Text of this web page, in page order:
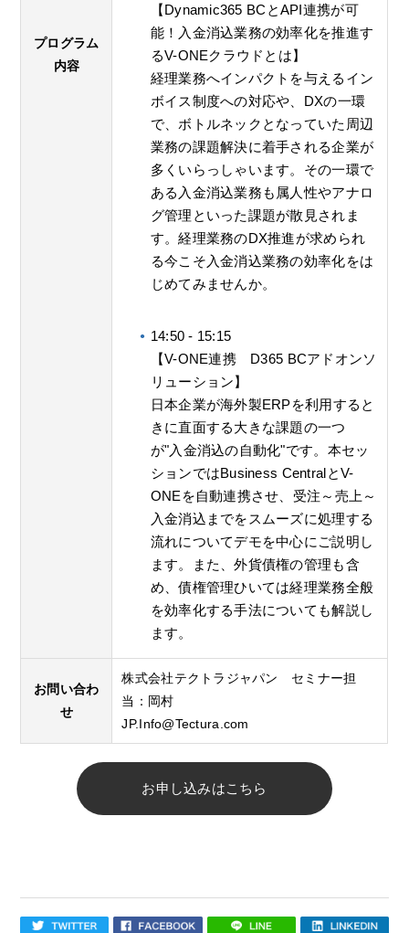
プログラム
内容
【Dynamic365 BCとAPI連携が可
能！入金消込業務の効率化を推進す
るV-ONEクラウドとは】
経理業務へインパクトを与えるイン
ボイス制度への対応や、DXの一環
で、ボトルネックとなっていた周辺
業務の課題解決に着手される企業が
多くいらっしゃいます。その一環で
ある入金消込業務も属人性やアナロ
グ管理といった課題が散見されま
す。経理業務のDX推進が求められ
る今こそ入金消込業務の効率化をは
じめてみませんか。
14:50 - 15:15
【V-ONE連携 D365 BCアドオンソ
リューション】
日本企業が海外製ERPを利用すると
きに直面する大きな課題の一つ
が"入金消込の自動化"です。本セッ
ションではBusiness CentralとV-
ONEを自動連携させ、受注～売上～
入金消込までをスムーズに処理する
流れについてデモを中心にご説明し
ます。また、外貨債権の管理も含
め、債権管理ひいては経理業務全般
を効率化する手法についても解説し
ます。
お問い合わ
せ
株式会社テクトラジャパン セミナー担
当：岡村
JP.Info@Tectura.com
お申し込みはこちら